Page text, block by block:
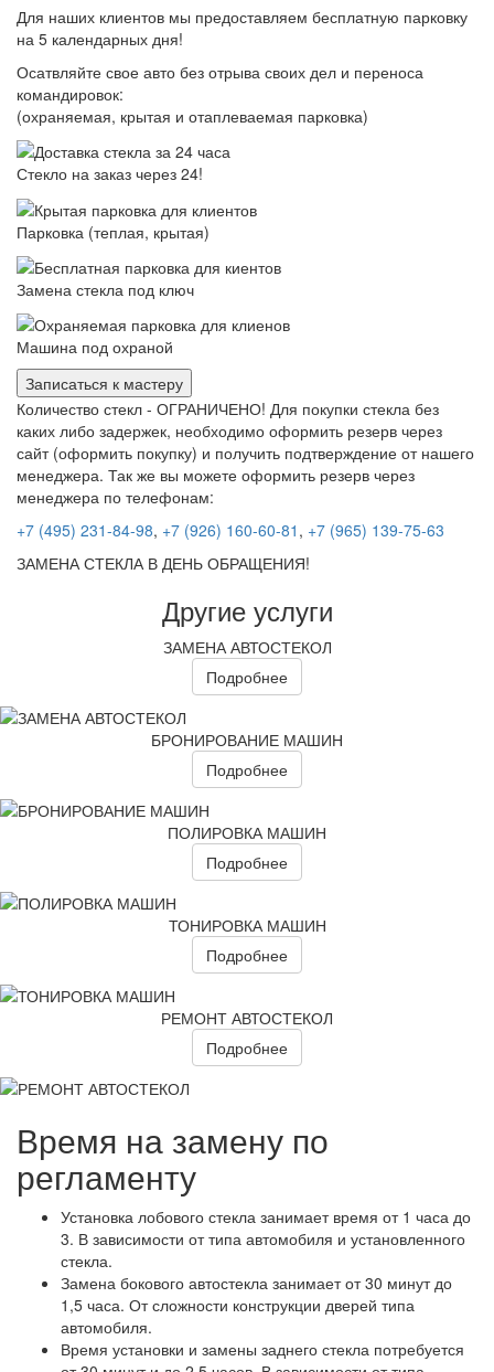
Для наших клиентов мы предоставляем бесплатную парковку
на 5 календарных дня!
Осатвляйте свое авто без отрыва своих дел и переноса
командировок:
(охраняемая, крытая и отаплеваемая парковка)
Стекло на заказ через 24!
Парковка (теплая, крытая)
Замена стекла под ключ
Машина под охраной
Записаться к мастеру
Количество стекл - ОГРАНИЧЕНО! Для покупки стекла без
каких либо задержек, необходимо оформить резерв через
сайт (оформить покупку) и получить подтверждение от нашего
менеджера. Так же вы можете оформить резерв через
менеджера по телефонам:
+7 (495) 231-84-98, +7 (926) 160-60-81 , +7 (965) 139-75-63
ЗАМЕНА СТЕКЛА В ДЕНЬ ОБРАЩЕНИЯ!
Другие услуги
ЗАМЕНА АВТОСТЕКОЛ
Подробнее
БРОНИРОВАНИЕ МАШИН
Подробнее
ПОЛИРОВКА МАШИН
Подробнее
ТОНИРОВКА МАШИН
Подробнее
РЕМОНТ АВТОСТЕКОЛ
Подробнее
Время на замену по
регламенту
Установка лобового стекла занимает время от 1 часа до
3. В зависимости от типа автомобиля и установленного
стекла.
Замена бокового автостекла занимает от 30 минут до
1,5 часа. От сложности конструкции дверей типа
автомобиля.
Время установки и замены заднего стекла потребуется